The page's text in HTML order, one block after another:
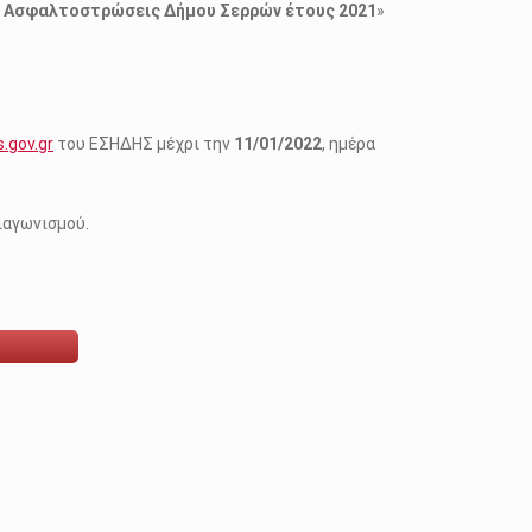
Δήμου Σερρών έτους 2021 »
του ΕΣΗΔΗΣ μέχρι την 11/01/2022, ημέρα